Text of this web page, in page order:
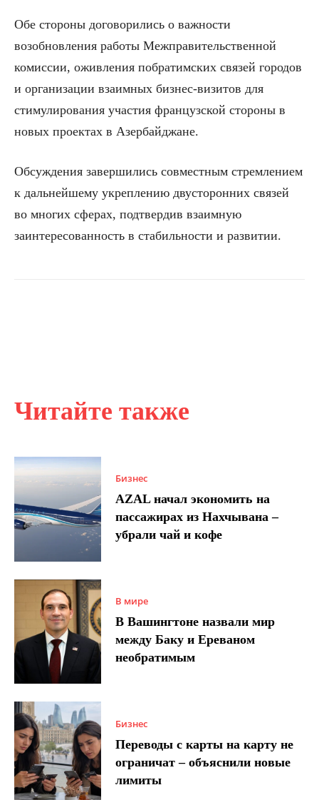
Читайте также
Бизнес
AZAL начал экономить на
пассажирах из Нахчывана –
убрали чай и кофе
В мире
В Вашингтоне назвали мир
между Баку и Ереваном
необратимым
Бизнес
Переводы с карты на карту не
ограничат – объяснили новые
лимиты
Обе стороны договорились о важности
возобновления работы Межправительственной
комиссии, оживления побратимских связей городов
и организации взаимных бизнес-визитов для
стимулирования участия французской стороны в
новых проектах в Азербайджане.
Обсуждения завершились совместным стремлением
к дальнейшему укреплению двусторонних связей
во многих сферах, подтвердив взаимную
заинтересованность в стабильности и развитии.